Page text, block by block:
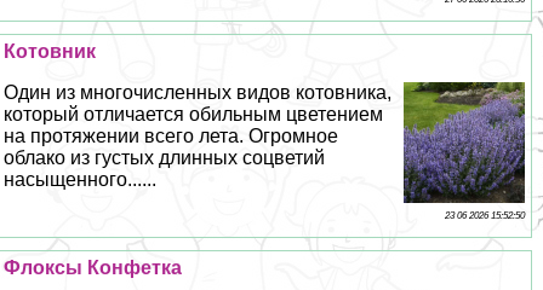
Котовник
Один из многочисленных видов котовника,
который отличается обильным цветением
на протяжении всего лета. Огромное
облако из густых длинных соцветий
насыщенного......
23 06 2026 15:52:50
Флоксы Конфетка